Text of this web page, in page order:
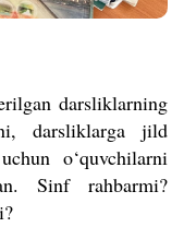
darsliklarning
darsliklarga jild
o‘quvchilarni
Sinf rahbarmi?